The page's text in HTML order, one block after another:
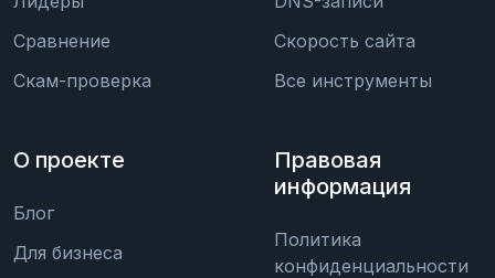
Сравнение
Скам-проверка
Скорость сайта
Все инструменты
О проекте
Блог
Для бизнеса
Правовая
информация
Политика
конфиденциальности